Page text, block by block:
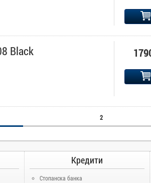
Black
2
Кредити
Стопанска банка